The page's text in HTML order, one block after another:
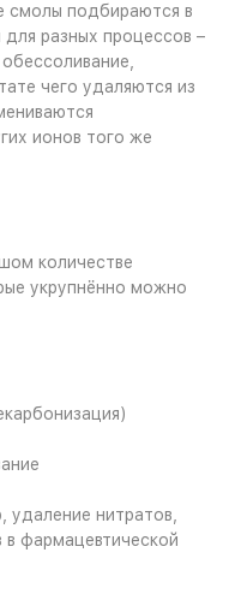
смолы подбираются в
разных процессов –
чего удаляются из
ионов того же
количестве
укрупнённо можно
удаление нитратов,
в фармацевтической